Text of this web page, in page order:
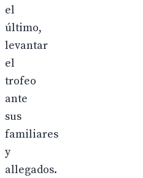
el
último,
levantar
el
trofeo
ante
sus
familiares
y
allegados.